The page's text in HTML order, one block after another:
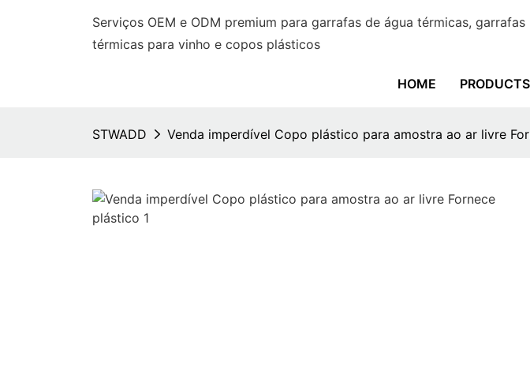
Serviços OEM e ODM premium para garrafas de água térmicas, garrafas
térmicas para vinho e copos plásticos
HOME PRODUCTS
STWADD Venda imperdível Copo plástico para amostra ao ar livre